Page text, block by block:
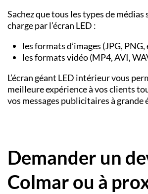
Sachez que tous les types de médias
charge par l’écran LED :
les formats d’images (JPG, PNG,
les formats vidéo (MP4, AVI,
L’écran géant LED intérieur vous
meilleure expérience à vos clients
vos messages publicitaires à grande
Demander un
Colmar ou à